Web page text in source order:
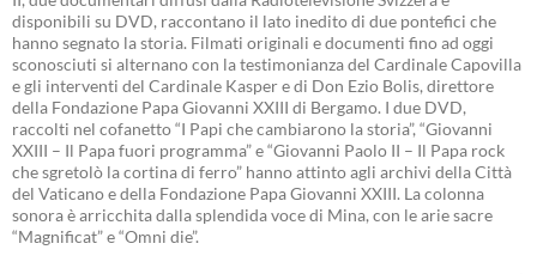
disponibili su DVD, raccontano il lato inedito di due pontefici che
hanno segnato la storia. Filmati originali e documenti fino ad oggi
sconosciuti si alternano con la testimonianza del Cardinale Capovilla
e gli interventi del Cardinale Kasper e di Don Ezio Bolis, direttore
della Fondazione Papa Giovanni XXIII di Bergamo. I due DVD,
raccolti nel cofanetto “I Papi che cambiarono la storia”, “Giovanni
XXIII – Il Papa fuori programma” e “Giovanni Paolo II – Il Papa rock
che sgretolò la cortina di ferro” hanno attinto agli archivi della Città
del Vaticano e della Fondazione Papa Giovanni XXIII. La colonna
sonora è arricchita dalla splendida voce di Mina, con le arie sacre
“Magnificat” e “Omni die”.